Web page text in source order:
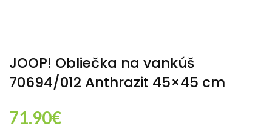
JOOP! Obliečka na vankúš
70694/012 Anthrazit 45×45 cm
71.90€